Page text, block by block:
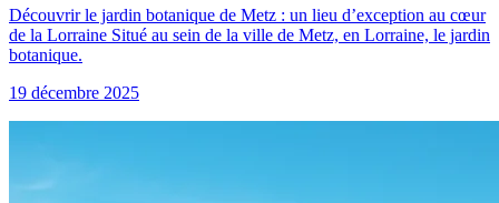
Découvrir le jardin botanique de Metz : un lieu d’exception au cœur
de la Lorraine Situé au sein de la ville de Metz, en Lorraine, le jardin
botanique.
19 décembre 2025